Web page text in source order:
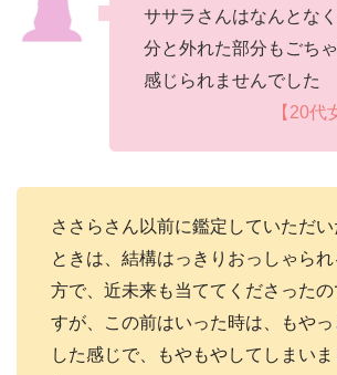
ササラさんはなんとな
分と外れた部分もごち
感じられませんでした
【20
ささらさん以前に鑑定していただい
ときは、結構はっきりおっしゃられ
方で、近未来も当ててくださったの
すが、この前はいった時は、もやっ
した感じで、もやもやしてしまいま